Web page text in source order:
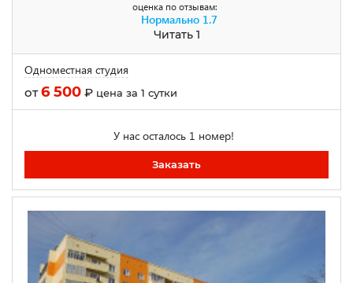
оценка по отзывам:
Нормально 1.7
Читать 1
Одноместная студия
от6 500 ₽ цена за 1 сутки
У нас осталось 1 номер!
Заказать